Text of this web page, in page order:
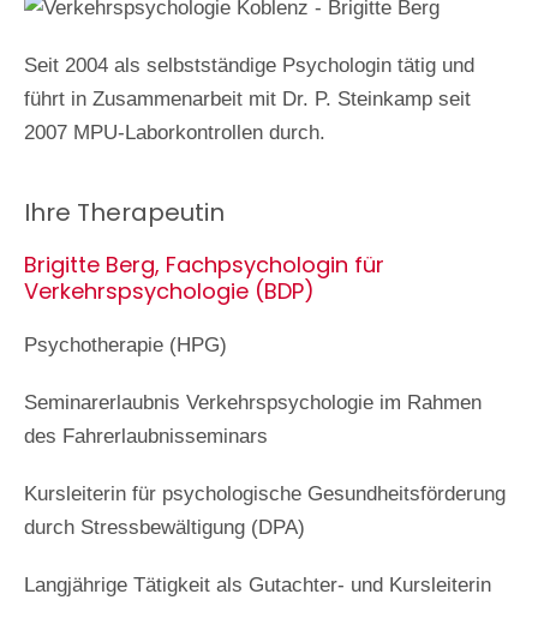
Seit 2004 als selbstständige Psychologin tätig und
führt in Zusammenarbeit mit Dr. P. Steinkamp seit
2007 MPU-Laborkontrollen durch.
Ihre Therapeutin
Brigitte Berg, Fachpsychologin für
Verkehrspsychologie (BDP)
Psychotherapie (HPG)
Seminarerlaubnis Verkehrspsychologie im Rahmen
des Fahrerlaubnisseminars
Kursleiterin für psychologische Gesundheitsförderung
durch Stressbewältigung (DPA)
Langjährige Tätigkeit als Gutachter- und Kursleiterin